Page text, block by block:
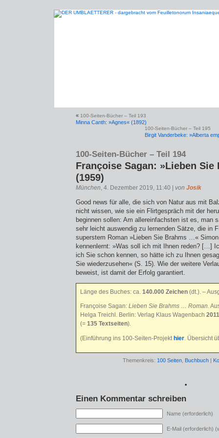
« 100-Seiten-Bücher – Teil 193
Minna Canth: »Agnes« (1892)
100-Seiten-Bücher – Teil 195
Birgit Vanderbeke: »Alberta
100-Seiten-Bücher – Teil 194
Françoise Sagan: »Lieben
(1959)
München, 4. Dezember 2019, 11:40 | von Josik
Good news für alle, die sich von Natur aus mit
nicht wissen, wie sie ein Flirtgespräch mit der
beginnen sollen: Am allereinfachsten ist es, man
sehr leicht auswendig zu lernenden Sätze, die in
superstem Roman »Lieben Sie Brahms …«
kennenlernt: »Was soll ich mit Ihnen reden? […]
ich Sie schon kennen, so hätte ich zu Ihnen
Sie wiederzusehen« (S. 15). Wie der weitere
beweist, ist damit der Erfolg garantiert.
Länge des Buches: ca. 140.000 Zeichen (dt.). –
Françoise Sagan: Lieben Sie Brahms … Roman.
Helga Treichl. Berlin: Verlag Klaus Wagenbach 2011
(= 135 Textseiten).
(Einführung ins 100-Seiten-Projekt hier . Übersicht
Themenkreis: 100 Seiten Buchbuch
*
Einen Kommentar schreiben
Name (erforderlich)
E-Mail (erforderlich)